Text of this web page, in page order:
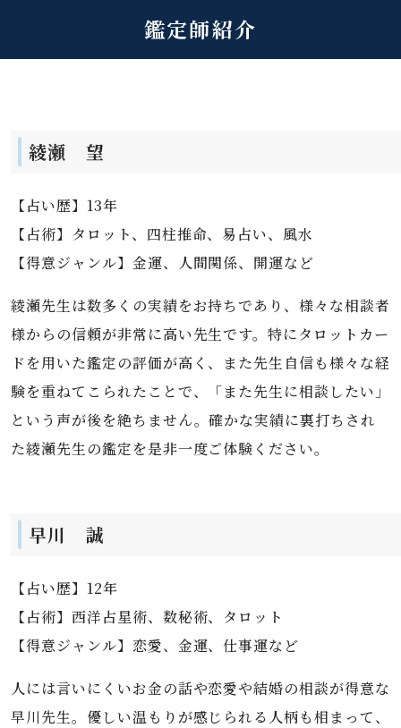
鑑定師紹介
綾瀬 望
【占い歴】13年
【占術】タロット、四柱推命、易占い、風水
【得意ジャンル】金運、人間関係、開運など
綾瀬先生は数多くの実績をお持ちであり、様々な相談者
様からの信頼が非常に高い先生です。特にタロットカー
ドを用いた鑑定の評価が高く、また先生自信も様々な経
験を重ねてこられたことで、「また先生に相談したい」
という声が後を絶ちません。確かな実績に裏打ちされ
た綾瀬先生の鑑定を是非一度ご体験ください。
早川 誠
【占い歴】12年
【占術】西洋占星術、数秘術、タロット
【得意ジャンル】恋愛、金運、仕事運など
人には言いにくいお金の話や恋愛や結婚の相談が得意な
早川先生。優しい温もりが感じられる人柄も相まって、